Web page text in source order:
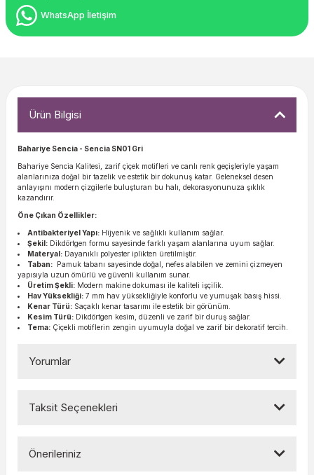
WhatsApp İletişim
Ürün Bilgisi
Bahariye Sencia - Sencia SN01 Gri
Bahariye Sencia Kalitesi, zarif çiçek motifleri ve canlı renk geçişleriyle yaşam
alanlarınıza doğal bir tazelik ve estetik bir dokunuş katar. Geleneksel desen
anlayışını modern çizgilerle buluşturan bu halı, dekorasyonunuza şıklık
kazandırır.
Öne Çıkan Özellikler:
Antibakteriyel Yapı: Hijyenik ve sağlıklı kullanım sağlar.
Şekil: Dikdörtgen formu sayesinde farklı yaşam alanlarına uyum sağlar.
Materyal: Dayanıklı polyester iplikten üretilmiştir.
Taban: Pamuk tabanı sayesinde doğal, nefes alabilen ve zemini çizmeyen
yapısıyla uzun ömürlü ve güvenli kullanım sunar.
Üretim Şekli: Modern makine dokuması ile kaliteli işçilik.
Hav Yüksekliği: 7 mm hav yüksekliğiyle konforlu ve yumuşak basış hissi.
Kenar Türü: Saçaklı kenar tasarımı ile estetik bir görünüm.
Kesim Türü: Dikdörtgen kesim, düzenli ve zarif bir duruş sağlar.
Tema: Çiçekli motiflerin zengin uyumuyla doğal ve zarif bir dekoratif tercih.
Yorumlar
Taksit Seçenekleri
Önerileriniz